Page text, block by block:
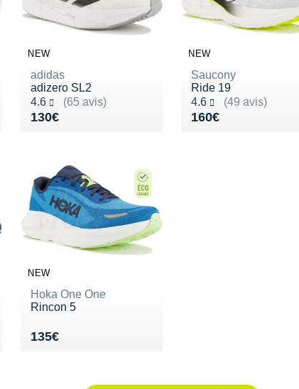
NEW
adidas
adizero SL2
4.6
(65 avis)
Noté 4.6 sur 5
130€
Vendu 130€
NEW
Saucony
Ride 19
4.6
(49 avis)
Noté 4.6 sur 5
160€
Vendu 160€
NEW
Hoka One One
Rincon 5
135€
Vendu 135€